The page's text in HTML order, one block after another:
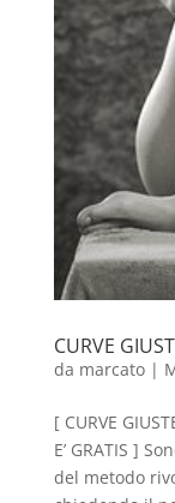
CURVE
da marcato|
[ CURVE
E’ GRATIS ]
del metodo